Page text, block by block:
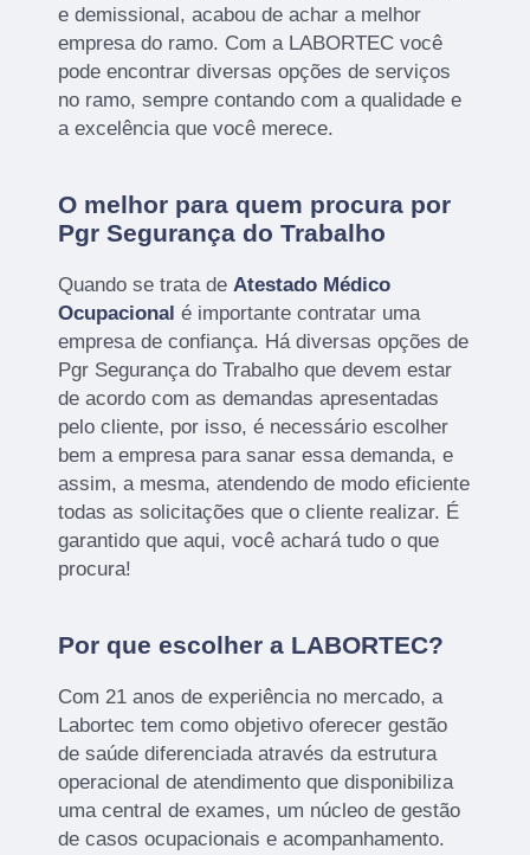
e demissional, acabou de achar a melhor
empresa do ramo. Com a LABORTEC você
pode encontrar diversas opções de serviços
no ramo, sempre contando com a qualidade e
a excelência que você merece.
O melhor para quem procura por
Pgr Segurança do Trabalho
Quando se trata deAtestado Médico
Ocupacional é importante contratar uma
empresa de confiança. Há diversas opções de
Pgr Segurança do Trabalho que devem estar
de acordo com as demandas apresentadas
pelo cliente, por isso, é necessário escolher
bem a empresa para sanar essa demanda, e
assim, a mesma, atendendo de modo eficiente
todas as solicitações que o cliente realizar. É
garantido que aqui, você achará tudo o que
procura!
Por que escolher a LABORTEC?
Com 21 anos de experiência no mercado, a
Labortec tem como objetivo oferecer gestão
de saúde diferenciada através da estrutura
operacional de atendimento que disponibiliza
uma central de exames, um núcleo de gestão
de casos ocupacionais e acompanhamento.